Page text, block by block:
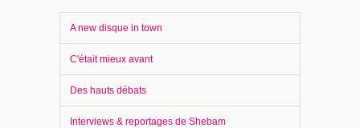
A new disque in town
C'était mieux avant
Des hauts débats
Interviews & reportages de Shebam